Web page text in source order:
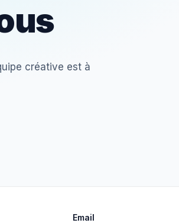
créative est à
Email